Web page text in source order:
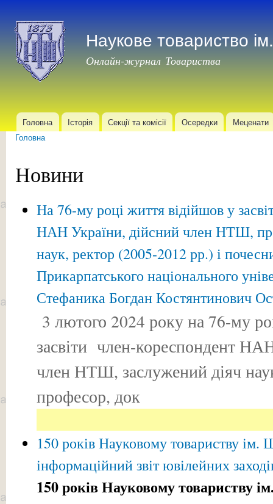
Наукове товариство
Онлайн-журнал Товариства
Головне меню
Головна Історія Секції та комісії Осередки Меценати
Головна
Новини
На 76-му році життя відійшов у
НАН України, дійсний член НТШ,
наук, ректор (2005-2012 рр.) і
Прикарпатського національного
Стефаника Богдан Костянтинович
3 лютого 2024 року на 76-му
засвіти член-кореспондент
член НТШ, заслужений діяч
професор, док
150 років Науковому товариству
інформаційний звіт ювілейних
150 років Науковому товариству